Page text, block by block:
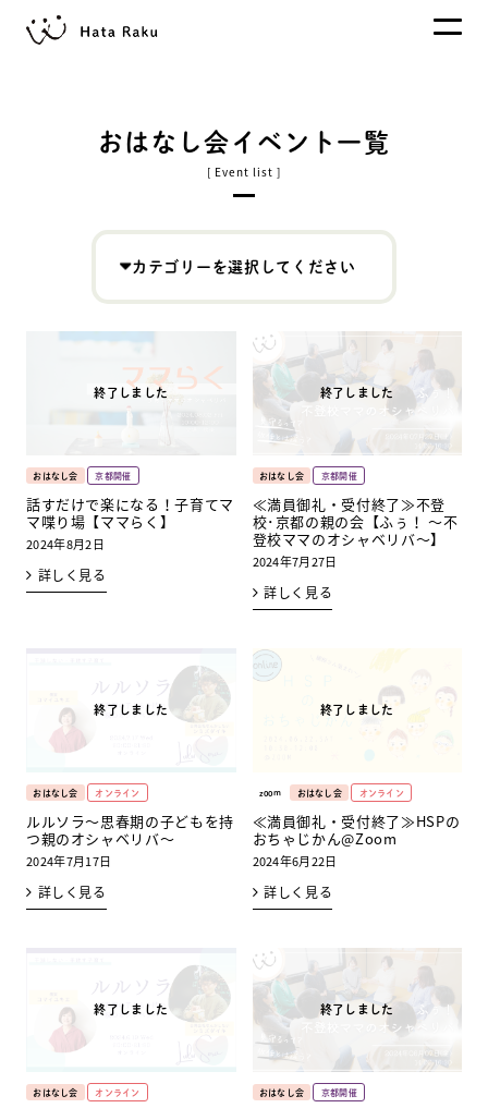
おはなし会イベント一覧
カテゴリーを選択してください
おはなし会 京都開催
話すだけで楽になる！子育てマ
マ喋り場【ママらく】
2024年8月2日
詳しく見る
おはなし会 京都開催
≪満員御礼・受付終了≫不登
校･京都の親の会【ふぅ！ ～不
登校ママのオシャベリバ～】
2024年7月27日
詳しく見る
おはなし会 オンライン
ルルソラ～思春期の子どもを持
つ親のオシャベリバ～
2024年7月17日
詳しく見る
zoom おはなし会 オンライン
≪満員御礼・受付終了≫HSPの
おちゃじかん@Zoom
2024年6月22日
詳しく見る
おはなし会 オンライン おはなし会 京都開催